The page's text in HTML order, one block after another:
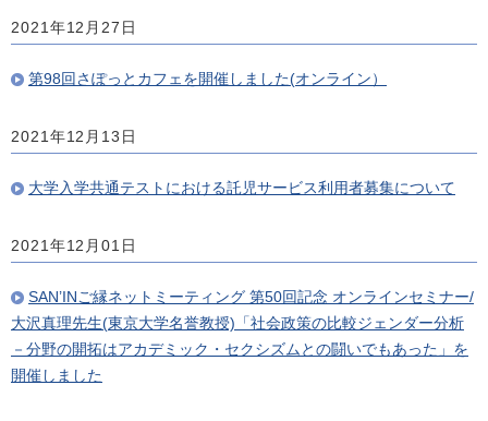
2021年12月27日
第98回さぽっとカフェを開催しました(オンライン）
2021年12月13日
大学入学共通テストにおける託児サービス利用者募集について
2021年12月01日
SAN’INご縁ネットミーティング 第50回記念 オンラインセミナー/
大沢真理先生(東京大学名誉教授)「社会政策の比較ジェンダー分析
－分野の開拓はアカデミック・セクシズムとの闘いでもあった」を
開催しました